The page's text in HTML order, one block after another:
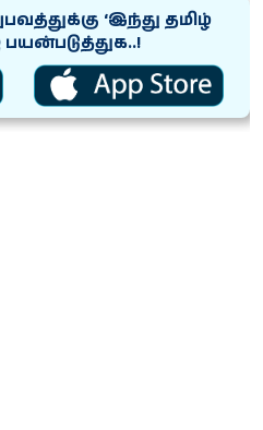
‘இந்து தமிழ்
பயன்படுத்துக..!